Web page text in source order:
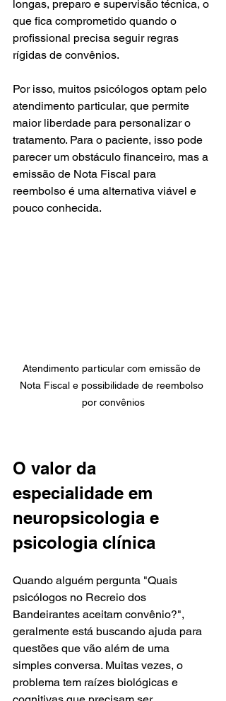
longas, preparo e supervisão técnica, o
que fica comprometido quando o
profissional precisa seguir regras
rígidas de convênios.
Por isso, muitos psicólogos optam pelo
atendimento particular, que permite
maior liberdade para personalizar o
tratamento. Para o paciente, isso pode
parecer um obstáculo financeiro, mas a
emissão de Nota Fiscal para
reembolso é uma alternativa viável e
pouco conhecida.
Atendimento particular com emissão de
Nota Fiscal e possibilidade de reembolso
por convênios
O valor da
especialidade em
neuropsicologia e
psicologia clínica
Quando alguém pergunta "Quais
psicólogos no Recreio dos
Bandeirantes aceitam convênio?",
geralmente está buscando ajuda para
questões que vão além de uma
simples conversa. Muitas vezes, o
problema tem raízes biológicas e